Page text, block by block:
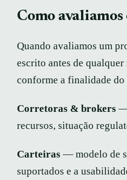
Como
Quando avaliamos um
escrito antes de
conforme a finalidade do
Corretoras & brokers —
recursos, situação
Carteiras — modelo de
suportados e a